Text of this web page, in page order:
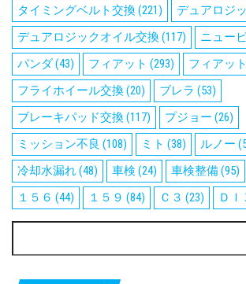
タイミングベルト交換(221) デュアロジ
デュアロジックオイル交換(117) ニュー
パンダ(43) フィアット (293) フィアッ
フライホイール交換(20) ブレラ (53)
ブレーキパッド交換(117) プジョー (26)
ミッション不良 (108) ミト (38) ルノー
冷却水漏れ(48) 車検 (24) 車検整備(95)
１５６ (44) １５９ (84) Ｃ３ (23) ＤＩ
索: